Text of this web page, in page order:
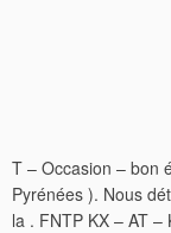
T – Occasion – bon
Pyrénées ). Nous
la . FNTP KX – AT –